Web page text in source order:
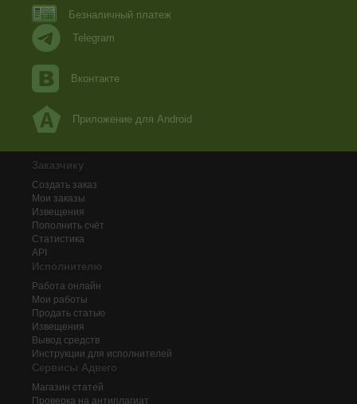
Безналичный платеж
Telegram
Вконтакте
Приложение для Android
Заказчику
Создать заказ
Мои заказы
Извещения
Пополнить счёт
Статистика
API
Исполнителю
Работа онлайн
Мои работы
Продать статью
Извещения
Вывод средств
Инструкции для исполнителей
Сервисы Адвего
Магазин статей
Проверка на антиплагиат